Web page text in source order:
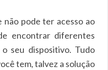
não pode ter acesso ao
encontrar diferentes
seu dispositivo. Tudo
tem, talvez a solução